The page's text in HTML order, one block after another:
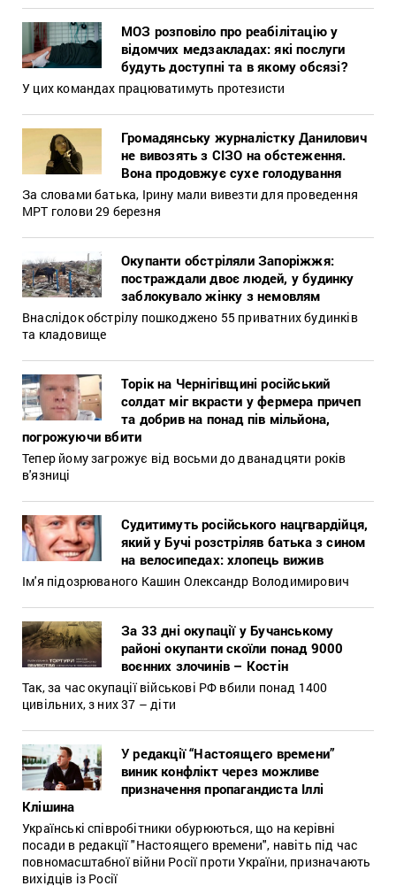
МОЗ розповіло про реабілітацію у
відомчих медзакладах: які послуги
будуть доступні та в якому обсязі?
У цих командах працюватимуть протезисти
Громадянську журналістку Данилович
не вивозять з СІЗО на обстеження.
Вона продовжує сухе голодування
За словами батька, Ірину мали вивезти для проведення
МРТ голови 29 березня
Окупанти обстріляли Запоріжжя:
постраждали двоє людей, у будинку
заблокувало жінку з немовлям
Внаслідок обстрілу пошкоджено 55 приватних будинків
та кладовище
Торік на Чернігівщині російський
солдат міг вкрасти у фермера причеп
та добрив на понад пів мільйона,
погрожуючи вбити
Тепер йому загрожує від восьми до дванадцяти років
в'язниці
Судитимуть російського нацгвардійця,
який у Бучі розстріляв батька з сином
на велосипедах: хлопець вижив
Ім'я підозрюваного Кашин Олександр Володимирович
За 33 дні окупації у Бучанському
районі окупанти скоїли понад 9000
воєнних злочинів – Костін
Так, за час окупації військові РФ вбили понад 1400
цивільних, з них 37 – діти
У редакції “Настоящего времени”
виник конфлікт через можливе
призначення пропагандиста Іллі
Клішина
Українські співробітники обурюються, що на керівні
посади в редакції "Настоящего времени", навіть під час
повномасштабної війни Росії проти України, призначають
вихідців із Росії